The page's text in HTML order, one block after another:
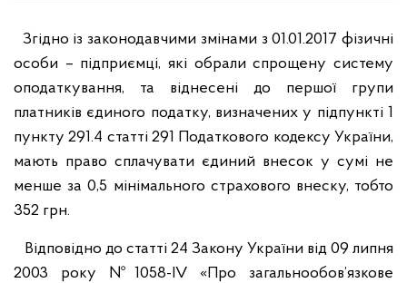
Згідно із законодавчими змінами з 01.01.2017 фізичні
особи – підприємці, які обрали спрощену систему
оподаткування, та віднесені до першої групи
платників єдиного податку, визначених у підпункті 1
пункту 291.4 статті 291 Податкового кодексу України,
мають право сплачувати єдиний внесок у сумі не
менше за 0,5 мінімального страхового внеску, тобто
352 грн.
Відповідно до статті 24 Закону України від 09 липня
2003 року №1058-IV «Про загальнообов’язкове